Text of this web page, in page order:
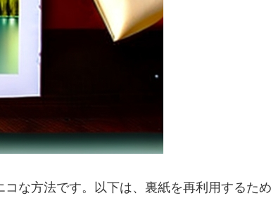
な方法です。以下は、裏紙を再利用するため